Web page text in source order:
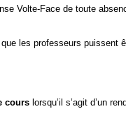
Volte-Face de toute
les professeurs puissent
cours lorsqu’il s’agit d’un